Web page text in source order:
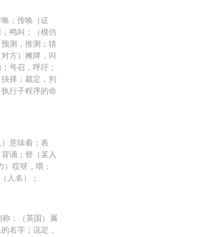
；传唤（证
鸣叫；（模仿
测，推测；猜
方）摊牌，叫
号召，呼吁；
择；裁定，判
行子程序的命
意味着；表
诵；替（某人
哎呀，喂；
人名）；
；（英国）属
名字；说定，